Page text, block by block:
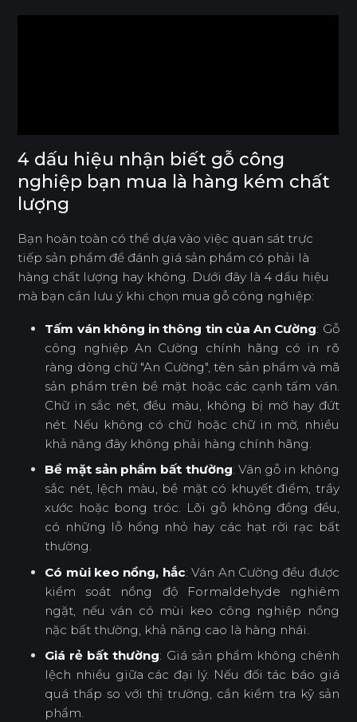
4 dấu hiệu nhận biết gỗ công
nghiệp bạn mua là hàng kém chất
lượng
Bạn hoàn toàn có thể dựa vào việc quan sát trực
tiếp sản phẩm để đánh giá sản phẩm có phải là
hàng chất lượng hay không. Dưới đây là 4 dấu hiệu
mà bạn cần lưu ý khi chọn mua gỗ công nghiệp:
Tấm ván không in thông tin của An Cường: Gỗ
công nghiệp An Cường chính hãng có in rõ
ràng dòng chữ "An Cường", tên sản phẩm và mã
sản phẩm trên bề mặt hoặc các cạnh tấm ván.
Chữ in sắc nét, đều màu, không bị mờ hay đứt
nét. Nếu không có chữ hoặc chữ in mờ, nhiều
khả năng đây không phải hàng chính hãng.
Bề mặt sản phẩm bất thường: Vân gỗ in không
sắc nét, lệch màu, bề mặt có khuyết điểm, trầy
xước hoặc bong tróc. Lõi gỗ không đồng đều,
có những lỗ hổng nhỏ hay các hạt rời rạc bất
thường.
Có mùi keo nồng, hắc: Ván An Cường đều được
kiểm soát nồng độ Formaldehyde nghiêm
ngặt, nếu ván có mùi keo công nghiệp nồng
nặc bất thường, khả năng cao là hàng nhái.
Giá rẻ bất thường: Giá sản phẩm không chênh
lệch nhiều giữa các đại lý. Nếu đối tác báo giá
quá thấp so với thị trường, cần kiểm tra kỹ sản
phẩm.